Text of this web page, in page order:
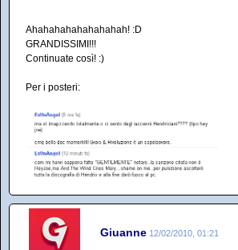
Ahahahahahahahahah! :D
GRANDISSIMI!!!
Continuate così! :)
Per i posteri:
Giuanne 12/02/2010, 01:21